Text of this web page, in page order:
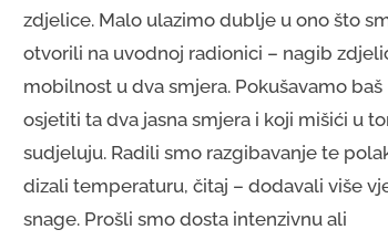
zdjelice. Malo ulazimo dublje u ono što
otvorili na uvodnoj radionici – nagib
mobilnost u dva smjera. Pokušavamo baš
osjetiti ta dva jasna smjera i koji mišići u
sudjeluju. Radili smo razgibavanje te
dizali temperaturu, čitaj – dodavali više
snage. Prošli smo dosta intenzivnu ali